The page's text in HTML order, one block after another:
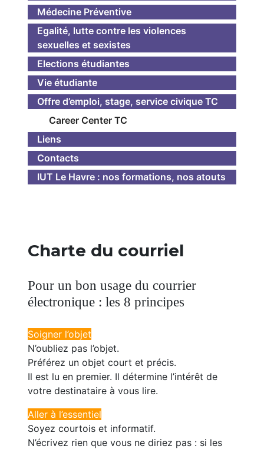
Médecine Préventive
Egalité, lutte contre les violences
sexuelles et sexistes
Elections étudiantes
Vie étudiante
Offre d’emploi, stage, service civique TC
Career Center TC
Liens
Contacts
IUT Le Havre : nos formations, nos atouts
Charte du courriel
Pour un bon usage du courrier
électronique : les 8 principes
Soigner l’objet
N’oubliez pas l’objet.
Préférez un objet court et précis.
Il est lu en premier. Il détermine l’intérêt de
votre destinataire à vous lire.
Aller à l’essentiel
Soyez courtois et informatif.
N’écrivez rien que vous ne diriez pas : si les